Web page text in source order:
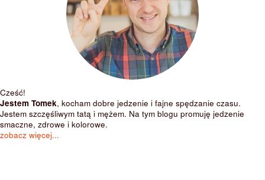
Cześć!
Jestem Tomek, kocham dobre jedzenie i fajne spędzanie czasu.
Jestem szczęśliwym tatą i mężem. Na tym blogu promuję jedzenie
smaczne, zdrowe i kolorowe.
zobacz więcej...